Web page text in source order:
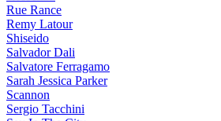
Rue Rance
Remy Latour
Shiseido
Salvador Dali
Salvatore Ferragamo
Sarah Jessica Parker
Scannon
Sergio Tacchini